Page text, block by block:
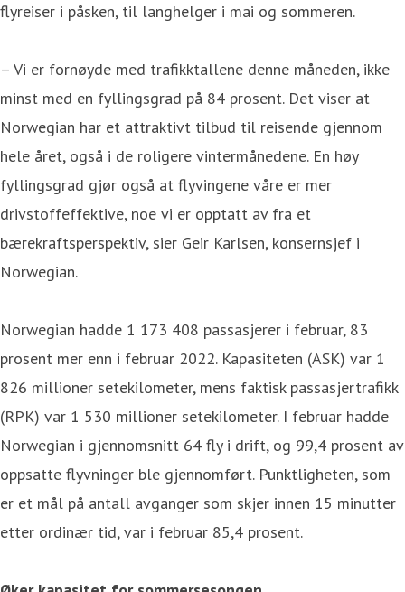
flyreiser i påsken, til langhelger i mai og sommeren.
– Vi er fornøyde med trafikktallene denne måneden, ikke
minst med en fyllingsgrad på 84 prosent. Det viser at
Norwegian har et attraktivt tilbud til reisende gjennom
hele året, også i de roligere vintermånedene. En høy
fyllingsgrad gjør også at flyvingene våre er mer
drivstoffeffektive, noe vi er opptatt av fra et
bærekraftsperspektiv, sier Geir Karlsen, konsernsjef i
Norwegian.
Norwegian hadde 1 173 408 passasjerer i februar, 83
prosent mer enn i februar 2022. Kapasiteten (ASK) var 1
826 millioner setekilometer, mens faktisk passasjertrafikk
(RPK) var 1 530 millioner setekilometer. I februar hadde
Norwegian i gjennomsnitt 64 fly i drift, og 99,4 prosent av
oppsatte flyvninger ble gjennomført. Punktligheten, som
er et mål på antall avganger som skjer innen 15 minutter
etter ordinær tid, var i februar 85,4 prosent.